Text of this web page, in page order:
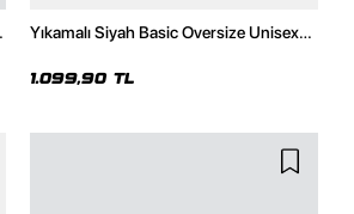
Yıkamalı Siyah Basic Oversize Unisex
1.099,90 TL